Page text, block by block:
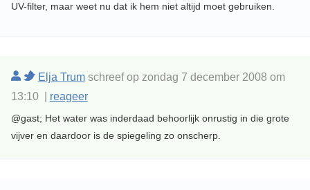
UV-filter, maar weet nu dat ik hem niet altijd moet gebruiken.
Elja Trumschreef op zondag 7 december 2008 om
13:10 | reageer
@gast; Het water was inderdaad behoorlijk onrustig in die grote
vijver en daardoor is de spiegeling zo onscherp.